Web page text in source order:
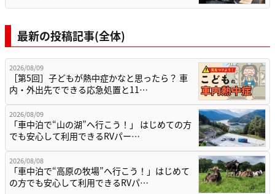
最新の投稿記事(全体)
2026/08/09
［第5回］子どもが熱中症かなと思ったら？ 車
内・外出先でできる応急処置と11…
2026/08/09
「車中泊で“山の湖”へ行こう！」 はじめての方
でも安心して利用できるRVパー…
2026/08/08
「車中泊で“高原の牧場”へ行こう！」はじめて
の方でも安心して利用できるRVパ…